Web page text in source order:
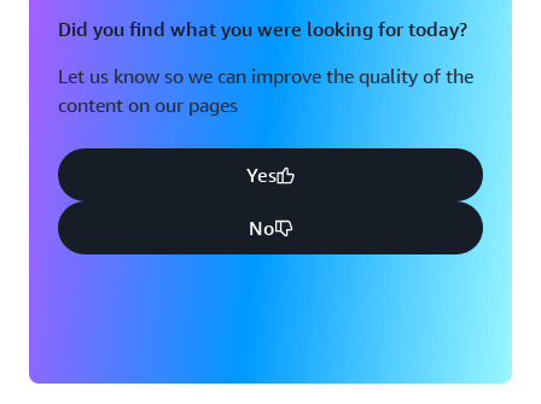
Did you find what you were looking for today?
Let us know so we can improve the quality of the
content on our pages
Yes
No